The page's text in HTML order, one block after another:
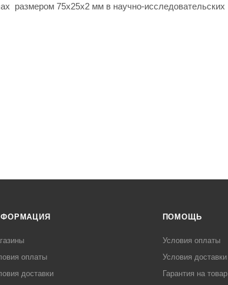
размером 75x25x2 мм в научно-исследовательских
оплаты
доставки
ПОМОЩЬ
Условия оплаты
Условия доставки
Гарантия на товар